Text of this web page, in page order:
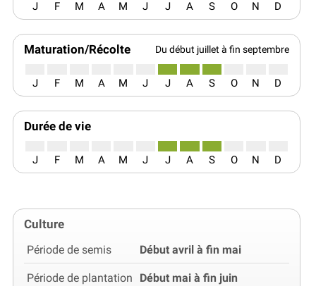
J F M A M J J A S O N D
Maturation/Récolte Du début juillet à fin septembre
J F M A M J J A S O N D
Durée de vie
J F M A M J J A S O N D
Culture
Période de semis Début avril à fin mai
Période de plantation Début mai à fin juin